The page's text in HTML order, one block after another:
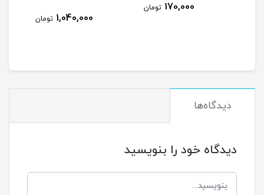
170,000 تومان
1,040,000 تومان
دیدگاه‌ها
دیدگاه خود را بنویسید